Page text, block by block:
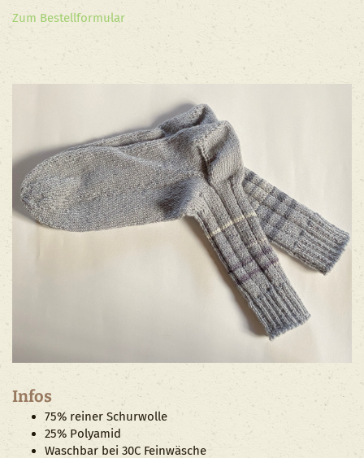
Zum Bestellformular
Infos
75% reiner Schurwolle
25% Polyamid
Waschbar bei 30C Feinwäsche